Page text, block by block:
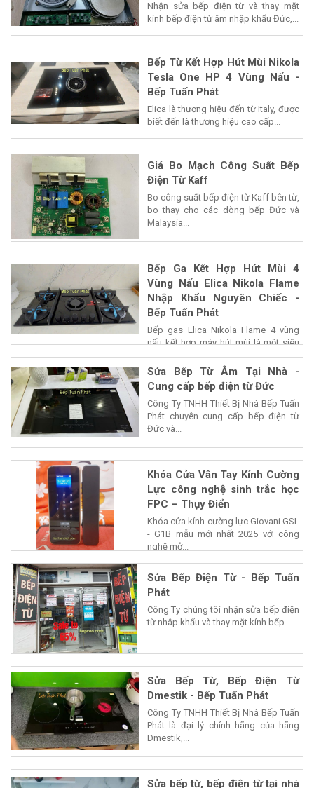
Nhận sửa bếp điện từ và thay mặt
kính bếp điện từ âm nhập khẩu Đức,...
Bếp Từ Kết Hợp Hút Mùi Nikola
Tesla One HP 4 Vùng Nấu -
Bếp Tuấn Phát
Elica là thương hiệu đến từ Italy, được
biết đến là thương hiệu cao cấp...
Giá Bo Mạch Công Suất Bếp
Điện Từ Kaff
Bo công suất bếp điện từ Kaff bên từ,
bo thay cho các dòng bếp Đức và
Malaysia...
Bếp Ga Kết Hợp Hút Mùi 4
Vùng Nấu Elica Nikola Flame
Nhập Khẩu Nguyên Chiếc -
Bếp Tuấn Phát
Bếp gas Elica Nikola Flame 4 vùng
nấu kết hợp máy hút mùi là một siêu
phẩm của...
Sửa Bếp Từ Âm Tại Nhà -
Cung cấp bếp điện từ Đức
Công Ty TNHH Thiết Bị Nhà Bếp Tuấn
Phát chuyên cung cấp bếp điện từ
Đức và...
Khóa Cửa Vân Tay Kính Cường
Lực công nghệ sinh trắc học
FPC – Thụy Điển
Khóa cửa kính cường lực Giovani GSL
- G1B mẫu mới nhất 2025 với công
nghệ mở...
Sửa Bếp Điện Từ - Bếp Tuấn
Phát
Công Ty chúng tôi nhận sửa bếp điện
từ nhâp khẩu và thay mặt kính bếp...
Sửa Bếp Từ, Bếp Điện Từ
Dmestik - Bếp Tuấn Phát
Công Ty TNHH Thiết Bị Nhà Bếp Tuấn
Phát là đại lý chính hãng của hãng
Dmestik,...
Sửa bếp từ, bếp điện từ tại nhà